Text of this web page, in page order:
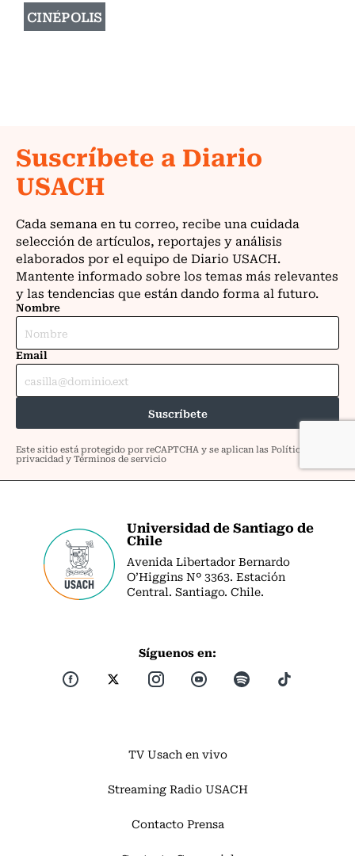
CINÉPOLIS
Universidad de Santiago de
Chile
Avenida Libertador Bernardo
O’Higgins Nº 3363. Estación
Central. Santiago. Chile.
Síguenos en:
TV Usach en vivo
Streaming Radio USACH
Contacto Prensa